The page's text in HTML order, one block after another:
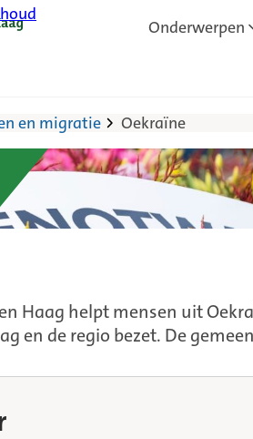
Onderwerpen
en migratie Oekraïne
Haag helpt mensen uit
en de regio bezet. De